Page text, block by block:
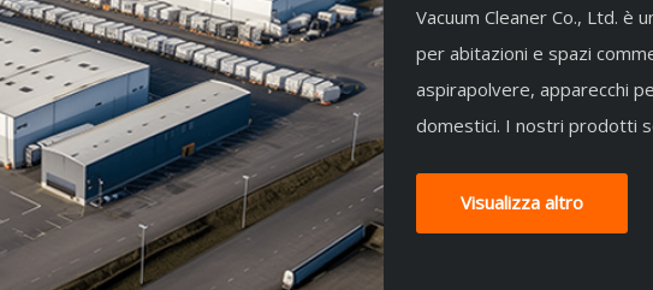
Vacuum Cleaner Co., Ltd. è
per abitazioni e spazi
aspirapolvere, apparecchi
domestici. I nostri prodotti
Visualizza altro